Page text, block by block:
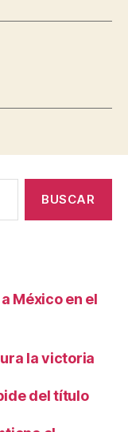
México en el
la victoria
del título